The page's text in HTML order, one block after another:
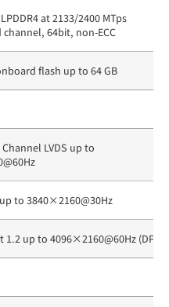
at 2133/2400 MTps
64bit, non-ECC
flash up to 64 GB
LVDS up to
to 3840×2160@30Hz
up to 4096×2160@60Hz (DP++)